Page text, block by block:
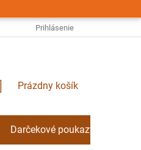
OCHRANY OSOBNÝCH
Prihlásenie
NÁKUPNÝ
Prázdny košík
Darčekové poukazy